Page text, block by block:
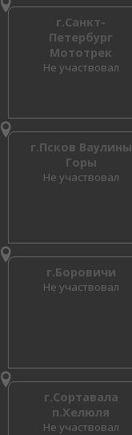
г.Санкт-
Петербург
Мототрек
Не участвовал
г.Псков Ваулины
Горы
Не участвовал
г.Боровичи
Не участвовал
г.Сортавала
п.Хелюля
Не участвовал